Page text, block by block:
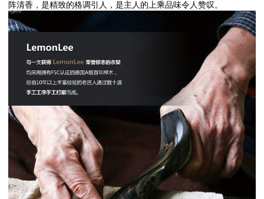
阵清香，是精致的格调引人，是主人的上乘品味令人赞叹。